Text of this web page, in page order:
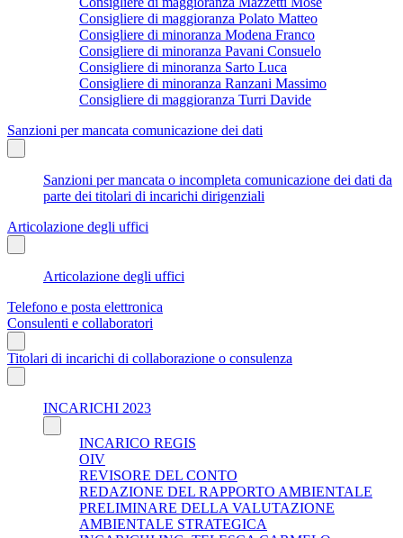
Consigliere di maggioranza Polato Matteo
Consigliere di minoranza Modena Franco
Consigliere di minoranza Pavani Consuelo
Consigliere di minoranza Sarto Luca
Consigliere di minoranza Ranzani Massimo
Consigliere di maggioranza Turri Davide
Sanzioni per mancata comunicazione dei dati
Sanzioni per mancata o incompleta comunicazione dei dati da
parte dei titolari di incarichi dirigenziali
Articolazione degli uffici
Articolazione degli uffici
Telefono e posta elettronica
Consulenti e collaboratori
Titolari di incarichi di collaborazione o consulenza
INCARICHI 2023
INCARICO REGIS
OIV
REVISORE DEL CONTO
REDAZIONE DEL RAPPORTO AMBIENTALE
PRELIMINARE DELLA VALUTAZIONE
AMBIENTALE STRATEGICA